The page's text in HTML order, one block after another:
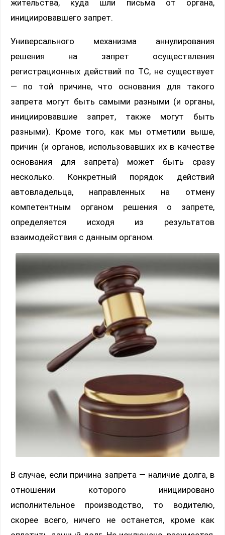
жительства, куда шли письма от органа,
инициировавшего запрет.
Универсального механизма аннулирования
решения на запрет осуществления
регистрационных действий по ТС, не существует
— по той причине, что основания для такого
запрета могут быть самыми разными (и органы,
инициировавшие запрет, также могут быть
разными). Кроме того, как мы отметили выше,
причин (и органов, использовавших их в качестве
основания для запрета) может быть сразу
несколько. Конкретный порядок действий
автовладельца, направленных на отмену
компетентным органом решения о запрете,
определяется исходя из результатов
взаимодействия с данным органом.
В случае, если причина запрета — наличие долга, в
отношении которого инициировано
исполнительное производство, то водителю,
скорее всего, ничего не останется, кроме как